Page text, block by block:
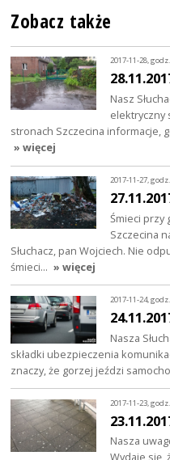
Zobacz także
2017-11-28,
Nasz
elektryczny
stronach Szczecina informacje,
» więcej
2017-11-27,
Śmieci przy
Szczecina
Słuchacz, pan Wojciech. Nie
śmieci… » więcej
2017-11-24,
Nasza
składki ubezpieczenia
znaczy, że gorzej jeździ
2017-11-23,
Nasza